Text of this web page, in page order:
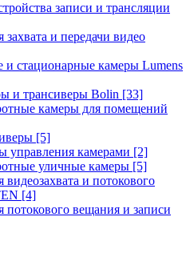
записи и трансляции
захвата и передачи видео
и стационарные камеры Lumens
и трансиверы Bolin [33]
камеры для помещений
[5]
управления камерами [2]
уличные камеры [5]
видеозахвата и потокового
[4]
потокового вещания и записи